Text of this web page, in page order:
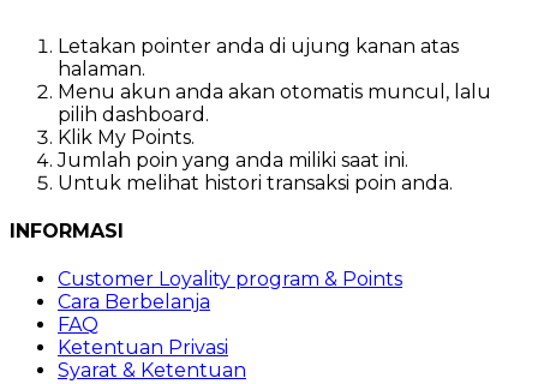
Letakan pointer anda di ujung kanan atas
halaman.
Menu akun anda akan otomatis muncul, lalu
pilih dashboard.
Klik My Points.
Jumlah poin yang anda miliki saat ini.
Untuk melihat histori transaksi poin anda.
INFORMASI
Customer Loyality program & Points
Cara Berbelanja
FAQ
Ketentuan Privasi
Syarat & Ketentuan